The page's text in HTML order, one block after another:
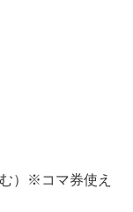
）※コマ券使え